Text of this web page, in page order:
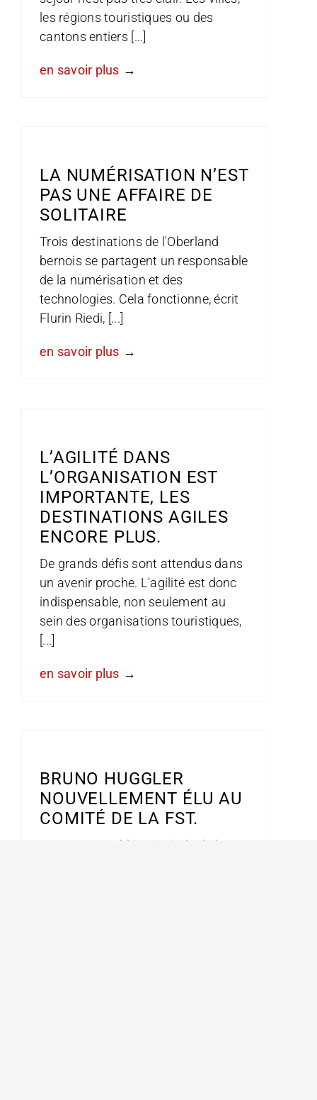
les régions touristiques ou des
cantons entiers [...]
en savoir plus
LA NUMÉRISATION N’EST
PAS UNE AFFAIRE DE
SOLITAIRE
Trois destinations de l'Oberland
bernois se partagent un responsable
de la numérisation et des
technologies. Cela fonctionne, écrit
Flurin Riedi, [...]
en savoir plus
L’AGILITÉ DANS
L’ORGANISATION EST
IMPORTANTE, LES
DESTINATIONS AGILES
ENCORE PLUS.
De grands défis sont attendus dans
un avenir proche. L'agilité est donc
indispensable, non seulement au
sein des organisations touristiques,
[...]
en savoir plus
BRUNO HUGGLER
NOUVELLEMENT ÉLU AU
COMITÉ DE LA FST.
La 91e assemblée générale de la